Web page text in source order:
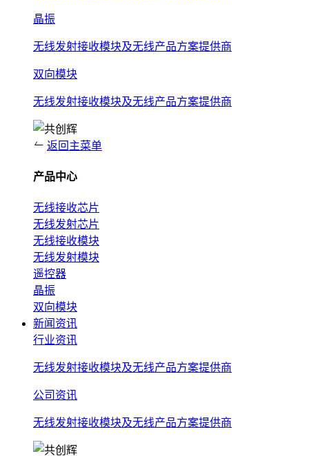
晶振
无线发射接收模块及无线产品方案提供商
双向模块
无线发射接收模块及无线产品方案提供商
返回主菜单
产品中心
无线接收芯片
无线发射芯片
无线接收模块
无线发射模块
遥控器
晶振
双向模块
新闻资讯
行业资讯
无线发射接收模块及无线产品方案提供商
公司资讯
无线发射接收模块及无线产品方案提供商